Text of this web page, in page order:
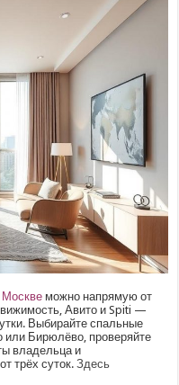
Москве можно напрямую от
Авито и Spiti —
Выбирайте спальные
Бирюлёво, проверяйте
владельца и
трёх суток.Здесь